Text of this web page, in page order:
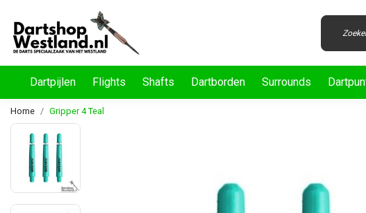
Dartpijlen Flights Shafts Dartborden Surrounds
Home Gripper 4 Teal